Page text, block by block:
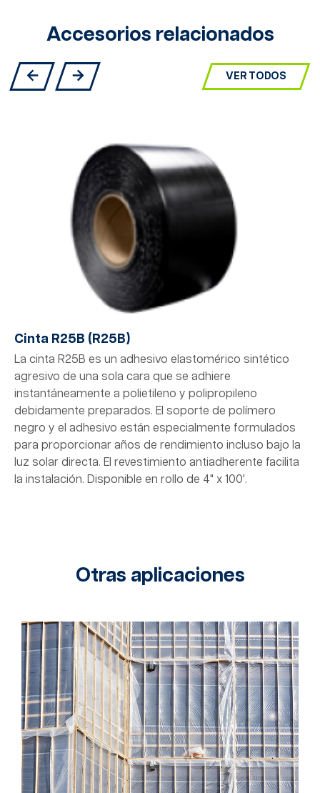
Accesorios relacionados
VER TODOS
Cinta R25B (R25B)
La cinta R25B es un adhesivo elastomérico sintético
agresivo de una sola cara que se adhiere
instantáneamente a polietileno y polipropileno
debidamente preparados. El soporte de polímero
negro y el adhesivo están especialmente formulados
para proporcionar años de rendimiento incluso bajo la
luz solar directa. El revestimiento antiadherente facilita
la instalación. Disponible en rollo de 4" x 100'.
Otras aplicaciones